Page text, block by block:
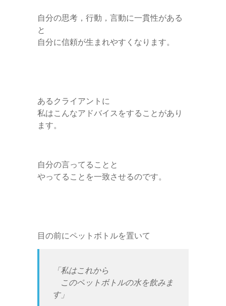
自分の思考，行動，言動に一貫性がある
と
自分に信頼が生まれやすくなります。
あるクライアントに
私はこんなアドバイスをすることがあり
ます。
自分の言ってることと
やってることを一致させるのです。
目の前にペットボトルを置いて
「私はこれから
このペットボトルの水を飲みま
す」